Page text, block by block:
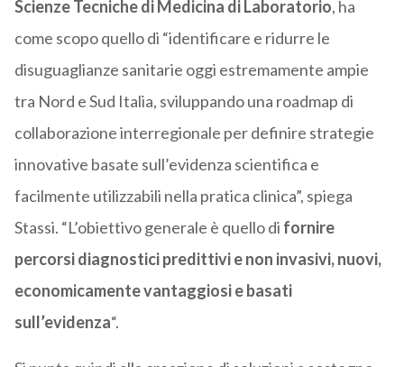
Scienze Tecniche di Medicina di Laboratorio, ha
come scopo quello di “identificare e ridurre le
disuguaglianze sanitarie oggi estremamente ampie
tra Nord e Sud Italia, sviluppando una roadmap di
collaborazione interregionale per definire strategie
innovative basate sull’evidenza scientifica e
facilmente utilizzabili nella pratica clinica”, spiega
Stassi. “L’obiettivo generale è quello di fornire
percorsi diagnostici predittivi e non invasivi, nuovi,
economicamente vantaggiosi e basati
sull’evidenza“.